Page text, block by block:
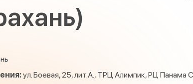
ул. Боевая, 25, лит.А., ТРЦ Алимпик, РЦ Панама